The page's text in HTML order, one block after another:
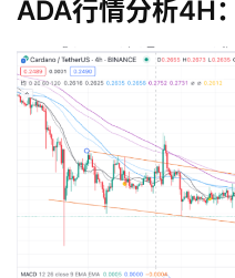
圈
新
闻
ADA行情分析4H：